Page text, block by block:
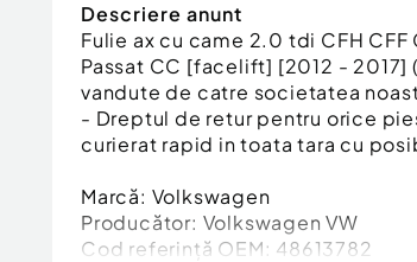
Descriere anunt
Fulie ax cu came 2.0 tdi CFH CFF
Passat CC [facelift] [2012 - 2017]
vandute de catre societatea
- Dreptul de retur pentru orice
curierat rapid in toata tara cu
Marcă: Volkswagen
Producător: Volkswagen VW
Cod referinţă OEM: 48613782